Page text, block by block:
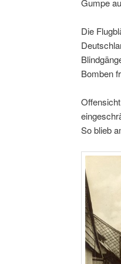
Die
Bomben
So blieb